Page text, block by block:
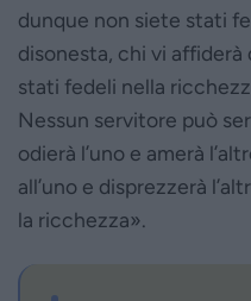
dunque non siete stati
disonesta, chi vi affiderà
stati fedeli nella
Nessun servitore può
odierà l’uno e amerà
all’uno e disprezzerà
la ricchezza».